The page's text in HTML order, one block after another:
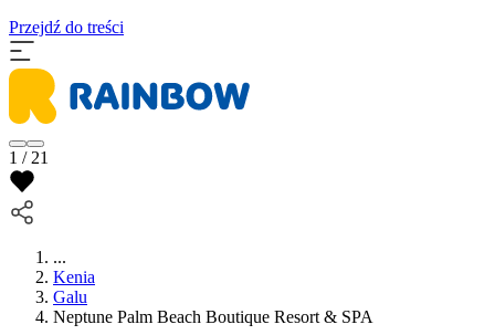
Przejdź do treści
1 / 21
...
Kenia
Galu
Neptune Palm Beach Boutique Resort & SPA